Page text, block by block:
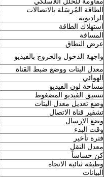
الطاقة المُرسَلة بالاتصالات
الراديوية
استهلاك الطاقة
المسافة
عرض النطاق
واجهة الدخول والخروج بالفيديو
معدل البتات ووضع ضبط القناة
الهوائي
مساحة لون الفيديو
تنسيق الفيديو المضغوط
وضع تعديل معدل البتات
تشفير قناة الاتصال
وضع الإرسال
وقت البدء
فترة تأخير
معدل النقل
كن حساساً
وظيفة ثنائية الاتجاه
البيانات